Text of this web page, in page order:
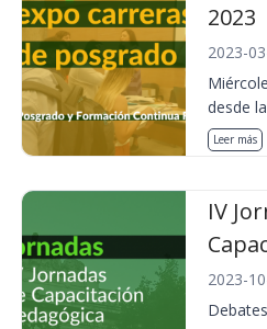
2023
2023-
desde
Leer más
IV
2023-